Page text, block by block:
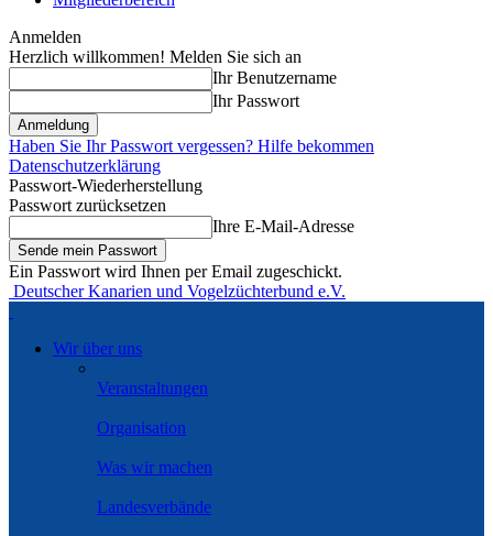
Anmelden
Herzlich willkommen! Melden Sie sich an
Ihr Benutzername
Ihr Passwort
Haben Sie Ihr Passwort vergessen? Hilfe bekommen
Datenschutzerklärung
Passwort-Wiederherstellung
Passwort zurücksetzen
Ihre E-Mail-Adresse
Ein Passwort wird Ihnen per Email zugeschickt.
Deutscher Kanarien und Vogelzüchterbund e.V.
Wir über uns
Veranstaltungen
Organisation
Was wir machen
Landesverbände